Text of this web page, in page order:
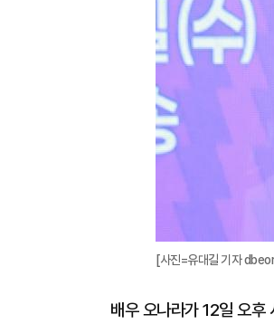
[사진=유대길 기자
배우 오나라가 12일 오후